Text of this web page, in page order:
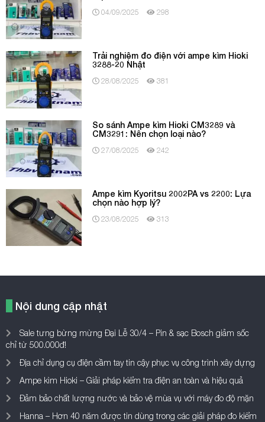
04/09/2025 298
Trải nghiệm đo điện với ampe kìm Hioki
3288-20 Nhật
28/08/2025 381
So sánh Ampe kìm Hioki CM3289 và
CM3291: Nên chọn loại nào?
27/08/2025 242
Ampe kìm Kyoritsu 2002PA vs 2200: Lựa
chọn nào hợp lý?
23/08/2025 313
Nội dung cập nhật
Sale tưng bừng mừng Đại Lễ 30/4 – Pin & sạc Bosch giảm sốc
chỉ từ 500.000đ!
Địa chỉ dụng cụ điện cầm tay tin cậy phục vụ công trình xây dựng
Ampe kìm Hioki – Giải pháp kiểm tra điện an toàn và hiệu quả
Đảm bảo chất lượng nước và bảo vệ mùa vụ với máy đo độ mặn
Hanna – Hơn 40 năm được tin dùng trong các giải pháp đo kiểm